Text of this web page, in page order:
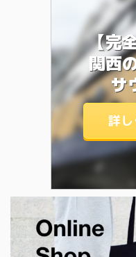
【完
関西
サ
詳